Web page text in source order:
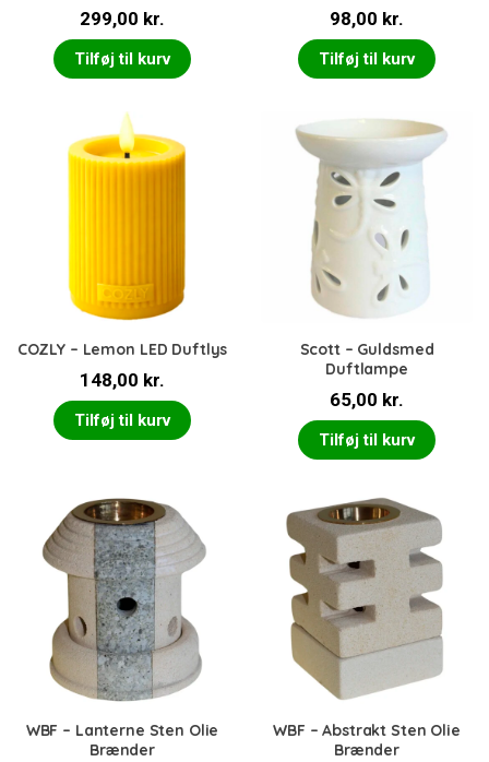
299,00 kr.
Tilføj til kurv
98,00 kr.
Tilføj til kurv
COZLY – Lemon LED Duftlys
148,00 kr.
Tilføj til kurv
Scott – Guldsmed
Duftlampe
65,00 kr.
Tilføj til kurv
WBF – Lanterne Sten Olie
Brænder
WBF – Abstrakt Sten Olie
Brænder